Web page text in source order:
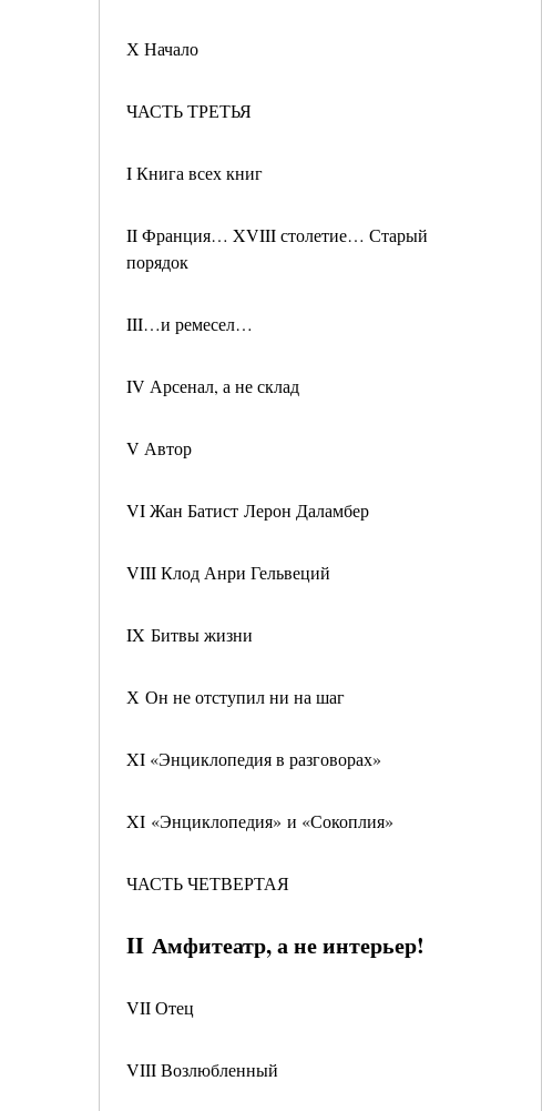
Х Начало
ЧАСТЬ ТРЕТЬЯ
I Книга всех книг
II Франция… XVIII столетие… Старый
порядок
III…и ремесел…
IV Арсенал, а не склад
V Автор
VI Жан Батист Лерон Даламбер
VIII Клод Анри Гельвеций
IX Битвы жизни
Х Он не отступил ни на шаг
XI «Энциклопедия в разговорах»
XI «Энциклопедия» и «Сокоплия»
ЧАСТЬ ЧЕТВЕРТАЯ
II Амфитеатр, а не интерьер!
VII Отец
VIII Возлюбленный